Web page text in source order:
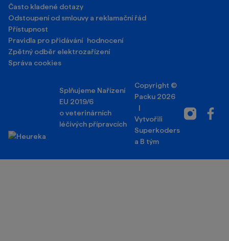
Často kladené dotazy
Odstoupení od smlouvy a reklamační řád
Přístupnost
Pravidla pro přidávání hodnocení
Zpětný odběr elektrozařízení
Správa cookies
Splňujeme Nařízení
EU 2019/6
o veterinárních
léčivých přípravcích
Copyright ©
Packu 2026
|
Vytvořili
Superkoders
a B tým
Instagram